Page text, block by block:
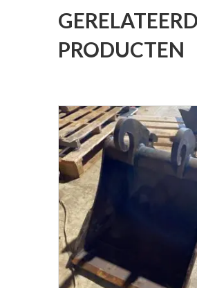
PRODUCTEN